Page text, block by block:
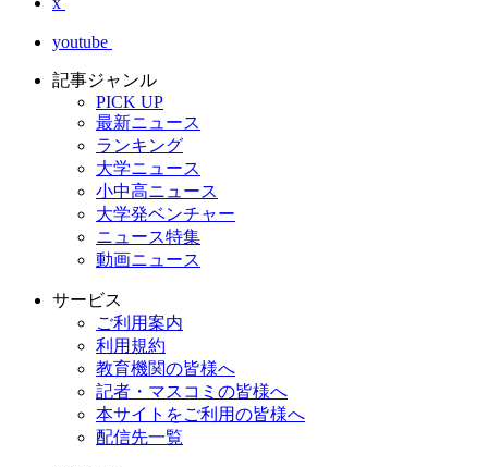
youtube
記事ジャンル
PICK UP
最新ニュース
ランキング
大学ニュース
小中高ニュース
大学発ベンチャー
ニュース特集
動画ニュース
サービス
ご利用案内
利用規約
教育機関の皆様へ
記者・マスコミの皆様へ
本サイトをご利用の皆様へ
配信先一覧